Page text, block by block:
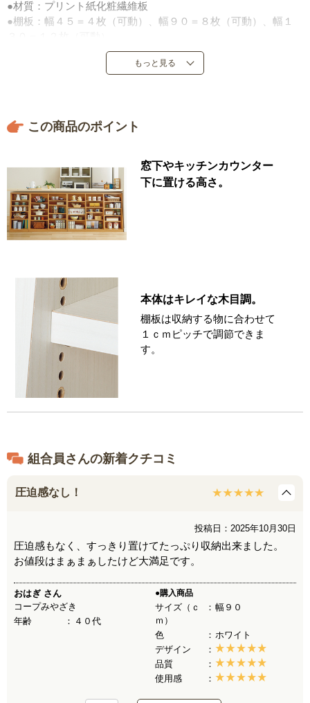
●材質：プリント紙化粧繊維板
●棚板：幅４５＝４枚（可動）、幅９０＝８枚（可動）、幅１
●耐荷重：棚板＝５ｋｇ（１段当り）
もっと見る
この商品のポイント
窓下やキッチンカウンター
下に置ける高さ。
本体はキレイな木目調。
棚板は収納する物に合わせて
１ｃｍピッチで調節できま
す。
組合員さんの新着クチコミ
圧迫感なし！
投稿日：2025年10月30日
圧迫感もなく、すっきり置けてたっぷり収納出来ました。
お値段はまぁまぁしたけど大満足です。
おはぎ さん
コープみやざき
年齢
４０代
●購入商品
サイズ（ｃ
ｍ）
幅９０
色
ホワイト
デザイン
品質
使用感